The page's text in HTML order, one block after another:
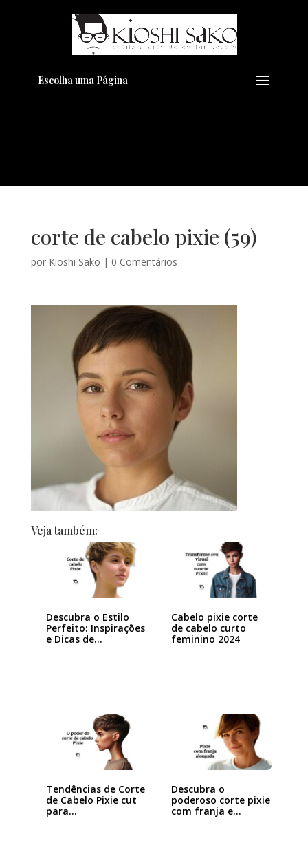
Escolha uma Página
corte de cabelo pixie (59)
por Kioshi Sako | 0 Comentários
Veja também:
Descubra o Estilo
Perfeito: Inspirações
e Dicas de…
Cabelo pixie corte
de cabelo curto
feminino 2024
Tendências de Corte
de Cabelo Pixie cut
para…
Descubra o
poderoso corte pixie
com franja e
Pensando em transformar seu
Visual??